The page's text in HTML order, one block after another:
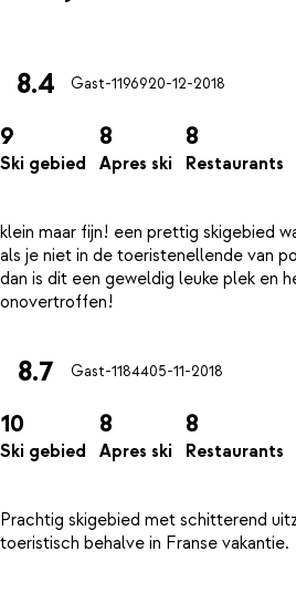
8.4 Gast-1196920-12-2018
9
Ski gebied
8
Apres ski
8
Restaurants
klein maar fijn! een prettig skigebied
als je niet in de toeristenellende van
dan is dit een geweldig leuke plek en
8.7 Gast-1184405-11-2018
10
Ski gebied
8
Apres ski
8
Restaurants
Prachtig skigebied met schitterend